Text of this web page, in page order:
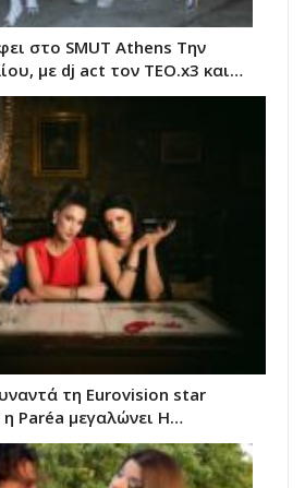
στο SMUT Athens Tην
με dj act τον TEO.x3 και…
τη Eurovision star
η Paréa μεγαλώνει Η…